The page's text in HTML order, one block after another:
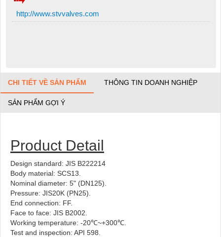
http://www.stvvalves.com
CHI TIẾT VỀ SẢN PHẨM THÔNG TIN DOANH NGHIỆP
SẢN PHẨM GỢI Ý
Product Detail
Design standard: JIS B222214
Body material: SCS13.
Nominal diameter: 5" (DN125).
Pressure: JIS20K (PN25).
End connection: FF.
Face to face: JIS B2002.
Working temperature: -20℃~+300℃.
Test and inspection: API 598.